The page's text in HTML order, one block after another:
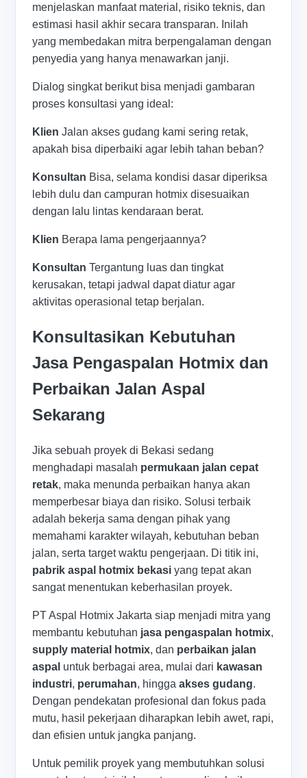
menjelaskan manfaat material, risiko teknis, dan
estimasi hasil akhir secara transparan. Inilah
yang membedakan mitra berpengalaman dengan
penyedia yang hanya menawarkan janji.
Dialog singkat berikut bisa menjadi gambaran
proses konsultasi yang ideal:
Klien Jalan akses gudang kami sering retak,
apakah bisa diperbaiki agar lebih tahan beban?
Konsultan Bisa, selama kondisi dasar diperiksa
lebih dulu dan campuran hotmix disesuaikan
dengan lalu lintas kendaraan berat.
Klien Berapa lama pengerjaannya?
Konsultan Tergantung luas dan tingkat
kerusakan, tetapi jadwal dapat diatur agar
aktivitas operasional tetap berjalan.
Konsultasikan Kebutuhan
Jasa Pengaspalan Hotmix dan
Perbaikan Jalan Aspal
Sekarang
Jika sebuah proyek di Bekasi sedang
menghadapi masalah permukaan jalan cepat
retak, maka menunda perbaikan hanya akan
memperbesar biaya dan risiko. Solusi terbaik
adalah bekerja sama dengan pihak yang
memahami karakter wilayah, kebutuhan beban
jalan, serta target waktu pengerjaan. Di titik ini,
pabrik aspal hotmix bekasi yang tepat akan
sangat menentukan keberhasilan proyek.
PT Aspal Hotmix Jakarta siap menjadi mitra yang
membantu kebutuhan jasa pengaspalan hotmix,
supply material hotmix, dan perbaikan jalan
aspal untuk berbagai area, mulai dari kawasan
industri, perumahan, hinggaakses gudang.
Dengan pendekatan profesional dan fokus pada
mutu, hasil pekerjaan diharapkan lebih awet, rapi,
dan efisien untuk jangka panjang.
Untuk pemilik proyek yang membutuhkan solusi